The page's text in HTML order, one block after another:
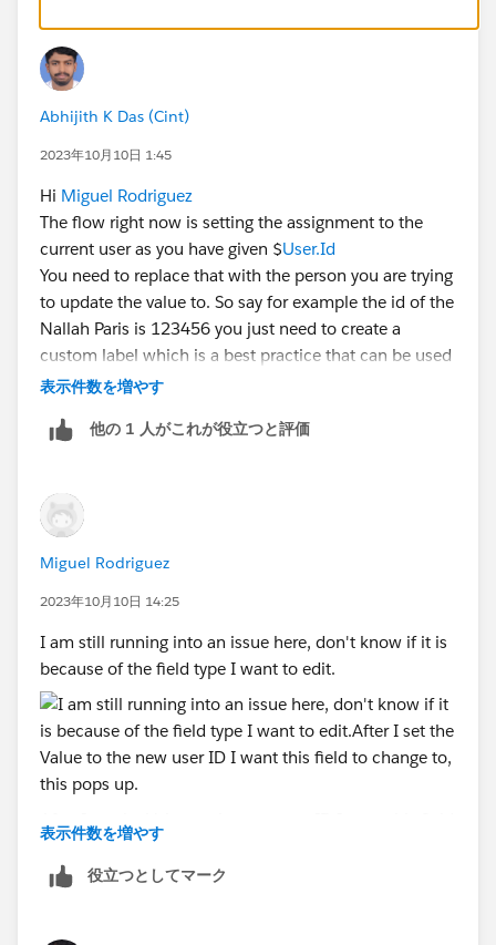
Abhijith K Das (Cint)
2023年10月10日 1:45
Hi Miguel Rodriguez
The flow right now is setting the assignment to the
current user as you have given $User.Id
You need to replace that with the person you are trying
to update the value to. So say for example the id of the
Nallah Paris is 123456 you just need to create a
custom label which is a best practice that can be used
instead of hard coding ids into a flow and then
Now in the assignment in flow you can refer to that
update the custom label value to user id of Nallah
Paris in production, since ids can be different in
sandbox and production.
表示件数を増やす
他の 1 人がこれが役立つと評価
Miguel Rodriguez
2023年10月10日 14:25
I am still running into an issue here, don't know if it is
because of the field type I want to edit.
After I set the Value to the new user ID I want this field
to change to, this pops up.
This field is a lookup field type, don't know if that has
表示件数を増やす
役立つとしてマーク